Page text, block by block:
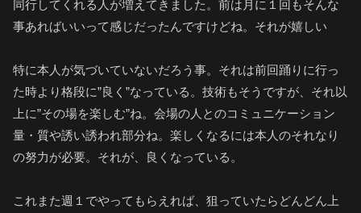
同行してくれる人が増えてきました。前は月に１回もそんな
事あればいいって感じだったんですけどね。それが嬉しい
特に本人が気づいていないだろう事。それは前回踊りに行っ
た時より格段に”良く”なっている。技術もそうですが、それ以
上に”その場を楽しむ”ね。会場の人とのコミュニケーション
量・質や誘い誘われ部分ね。楽しくなるには本人のそれなり
の努力が必要。それが、良くなっている。
これまた週１でやってもらえれば、狙っていたらどんどん上